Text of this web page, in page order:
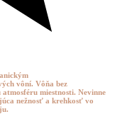
vôní. Vôňa bez
miestnosti. Nevinne
nežnosť a krehkosť vo